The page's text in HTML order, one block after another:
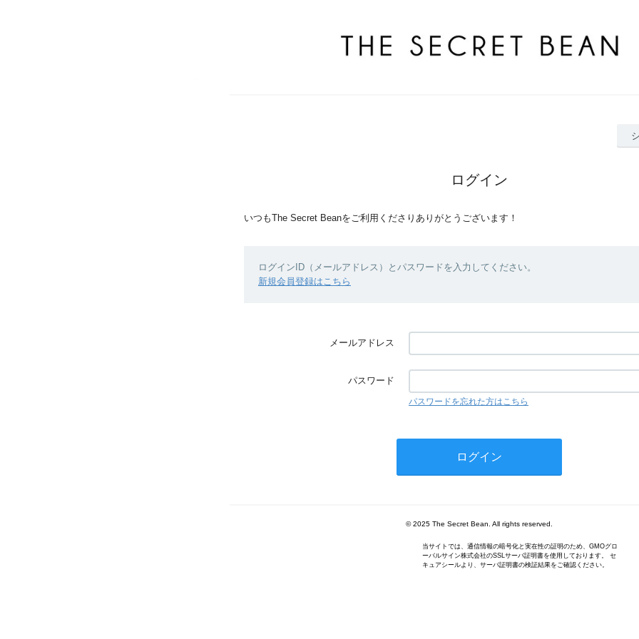
ログイン
いつもThe Secret Beanをご利用くださりありがとうございます！
ログインID（メールアドレス）とパスワードを入力してください。
新規会員登録はこちら
メールアドレス
パスワード
パスワードを忘れた方はこちら
© 2025 The Secret Bean. All rights reserved.
当サイトでは、通信情報の暗号化と実在性の証明のため、GMOグロ
ーバルサイン株式会社のSSLサーバ証明書を使用しております。 セ
キュアシールより、サーバ証明書の検証結果をご確認ください。